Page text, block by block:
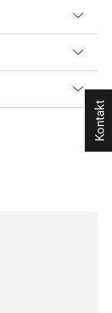
Kontakt